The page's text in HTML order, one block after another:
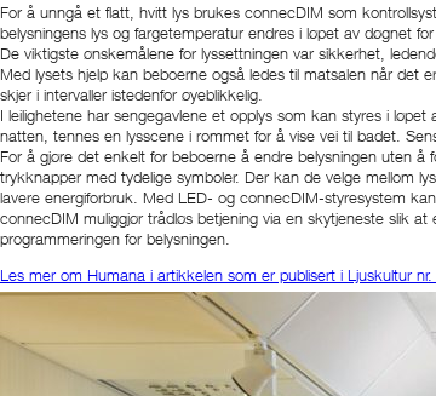
For å unngå et flatt, hvitt lys brukes connecDIM som
belysningens lys og fargetemperatur endres i løpet av døgnet
De viktigste ønskemålene for lyssettningen var sikkerhet,
Med lysets hjelp kan beboerne også ledes til matsalen når det
skjer i intervaller istedenfor øyeblikkelig.
I leilighetene har sengegavlene et opplys som kan styres i
natten, tennes en lysscene i rommet for å vise vei til badet.
For å gjøre det enkelt for beboerne å endre belysningen uten
trykknapper med tydelige symboler. Der kan de velge mellom
lavere energiforbruk. Med LED- og connecDIM-styresystem
connecDIM muliggjør trådløs betjening via en skytjeneste slik
programmeringen for belysningen.
Les mer om Humana i artikkelen som er publisert i Ljuskultur nr.